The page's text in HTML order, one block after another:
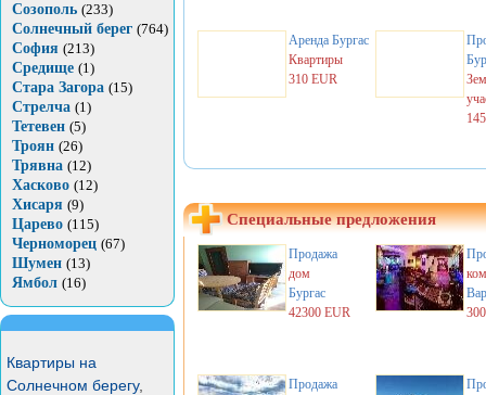
Созополь (233)
Солнечный берег (764)
София (213)
Средище (1)
Стара Загора (15)
Стрелча (1)
Тетевен (5)
Троян (26)
Трявна (12)
Хасково (12)
Хисаря (9)
Царево (115)
Черноморец (67)
Шумен (13)
Ямбол (16)
Квартиры на
Солнечном берегу,
Аренда Бургас
Квартиры
310 EUR
Специальные предложения
Продажа
дом
Бургас
42300 EUR
Продажа